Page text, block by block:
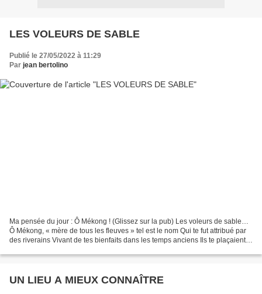
LES VOLEURS DE SABLE
Publié le 27/05/2022 à 11:29
Par jean bertolino
Ma pensée du jour : Ô Mékong ! (Glissez sur la pub) Les voleurs de sable…
Ô Mékong, « mère de tous les fleuves » tel est le nom Qui te fut attribué par
des riverains Vivant de tes bienfaits dans les temps anciens Ils te plaçaient
UN LIEU A MIEUX CONNAÎTRE